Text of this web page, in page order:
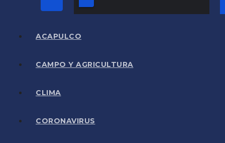
ACAPULCO
CAMPO Y AGRICULTURA
CLIMA
CORONAVIRUS